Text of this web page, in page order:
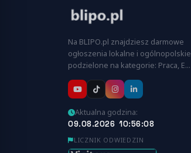
Na BLIPO.pl znajdziesz darmowe
ogłoszenia lokalne i ogólnopolskie
podzielone na kategorie: Praca, E…
Aktualna godzina:
09.08.2026 10:56:09
LICZNIK ODWIEDZIN